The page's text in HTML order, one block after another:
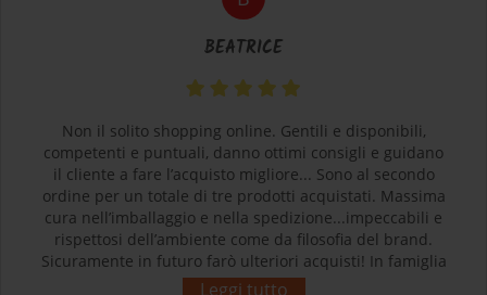
BEATRICE
Non il solito shopping online. Gentili e disponibili,
competenti e puntuali, danno ottimi consigli e guidano
il cliente a fare l’acquisto migliore... Sono al secondo
ordine per un totale di tre prodotti acquistati. Massima
cura nell’imballaggio e nella spedizione...impeccabili e
rispettosi dell’ambiente come da filosofia del brand.
Sicuramente in futuro farò ulteriori acquisti! In famiglia
siamo tutti soddisfatti e contenti dei nostri acquisti.
Leggi tutto